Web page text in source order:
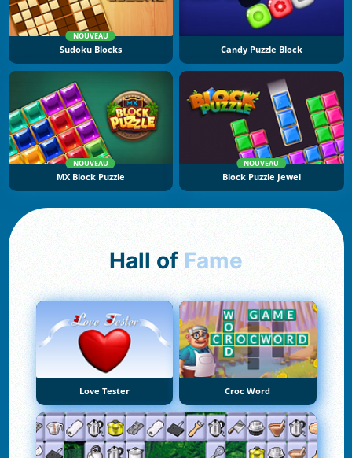
NOUVEAU
Sudoku Blocks Candy Puzzle Block
NOUVEAU
MX Block Puzzle
NOUVEAU
Block Puzzle Jewel
Hall of Fame
Love Tester Croc Word